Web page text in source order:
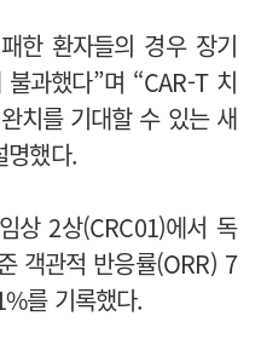
한 환자들의 경우 장기
과했다”며 “CAR-T 치
치를 기대할 수 있는 새
명했다.
상 2상(CRC01)에서 독
객관적 반응률(ORR) 7
를 기록했다.